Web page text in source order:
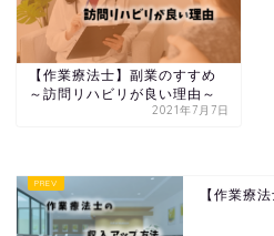
【作業療法士】副業のすすめ
～訪問リハビリが良い理由～
2021年7月7日
【作業療